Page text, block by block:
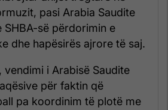
pasi Arabia Saudite
SHBA-së përdorimin e
dhe hapësirës ajrore të saj.
vendimi i Arabisë Saudite
për faktin që
pa koordinim të plotë me